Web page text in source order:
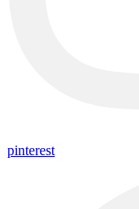
pinterest